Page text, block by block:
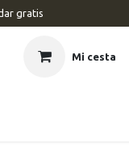
gratis
Mi cesta